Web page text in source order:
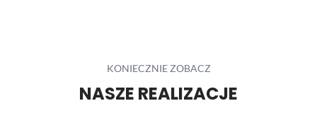
KONIECZNIE ZOBACZ
NASZE REALIZACJE